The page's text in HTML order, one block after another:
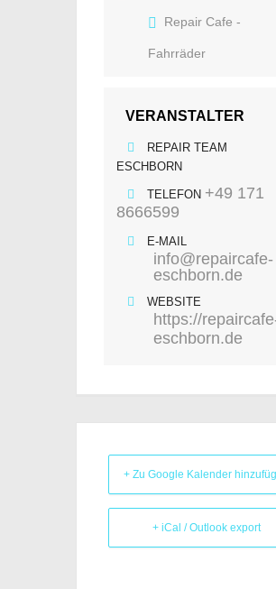
Repair Cafe -
Fahrräder
VERANSTALTER
REPAIR TEAM
ESCHBORN
TELEFON +49 171
8666599
E-MAIL
info@repaircafe-
eschborn.de
WEBSITE
https://
eschborn.de
+ Zu Google Kalender
+ iCal / Outlook export